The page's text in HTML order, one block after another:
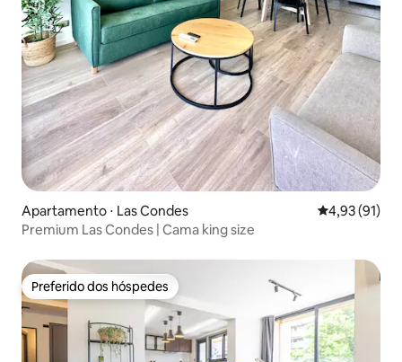
Apartamento ⋅ Las Condes 4,93 de uma
4,93 (91)
Premium Las Condes | Cama king size
Preferido dos hóspedes
Preferido dos hóspedes